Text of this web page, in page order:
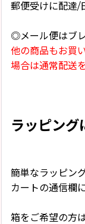
郵便受けに配達/
◎メール便はブ
他の商品もお買
場合は通常配送
ラッピング
簡単なラッピン
カートの通信欄
箱をご希望の方